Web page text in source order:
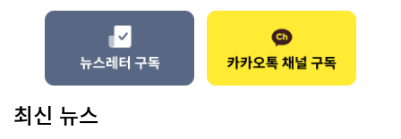
최신 뉴스